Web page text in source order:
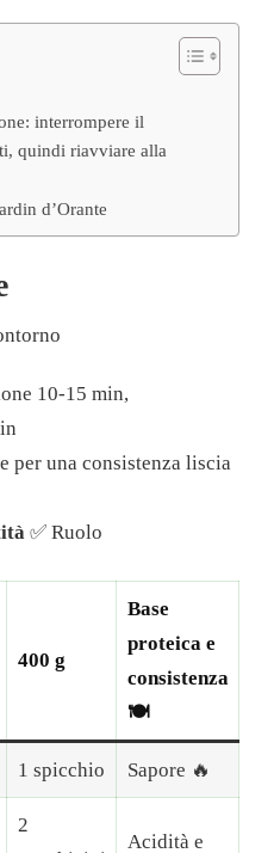
interrompere il
quindi riavviare alla
d’Orante
10-15 min,
per una consistenza liscia
✅ Ruolo
400 g
Base
proteica e
consistenza
🍽️
1 spicchio Sapore 🔥
2
Acidità e